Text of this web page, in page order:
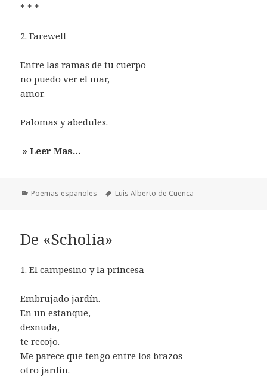
* * *
2. Farewell
Entre las ramas de tu cuerpo
no puedo ver el mar,
amor.
Palomas y abedules.
» Leer Mas…
Categorías
Poemas españoles Etiquetas
Luis Alberto de Cuenca
De «Scholia»
1. El campesino y la princesa
Embrujado jardín.
En un estanque,
desnuda,
te recojo.
Me parece que tengo entre los brazos
otro jardín.